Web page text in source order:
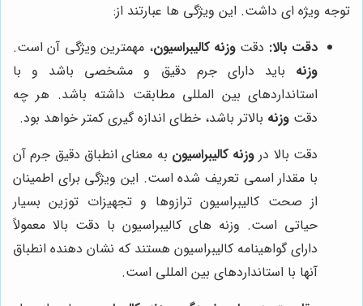
توجه ویژه ای داشت. این ویژگی ها عبارتند از:
دقت بالا: دقتوزنه کالیبراسیون، مهمترین ویژگی آن است.
وزنه باید دارای جرم دقیق و مشخصی باشد و با
استانداردهای بین المللی مطابقت داشته باشد. هر چه
دقت وزنه بالاتر باشد، خطای اندازه گیری کمتر خواهد بود.
دقت بالا در وزنه کالیبراسیون به معنای انطباق دقیق جرم آن
با مقدار اسمی تعریف شده است. این ویژگی برای اطمینان
از صحت کالیبراسیون ترازوها و تجهیزات توزین بسیار
حیاتی است. وزنه های کالیبراسیون با دقت بالا معمولاً
دارای گواهینامه کالیبراسیون هستند که نشان دهنده انطباق
آنها با استانداردهای بین المللی است.